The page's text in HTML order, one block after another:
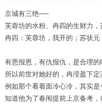
京城有三绝──
芙蓉坊的水粉、冉四的生财力，
冉四：芙蓉坊，我开的；苏状元
有恩报恩，有仇报仇，是合理的
所以前世对她好的，冉滢盈下定
例如那个看着面冷心冷，其实是
知道他为了春闱提前上京备考